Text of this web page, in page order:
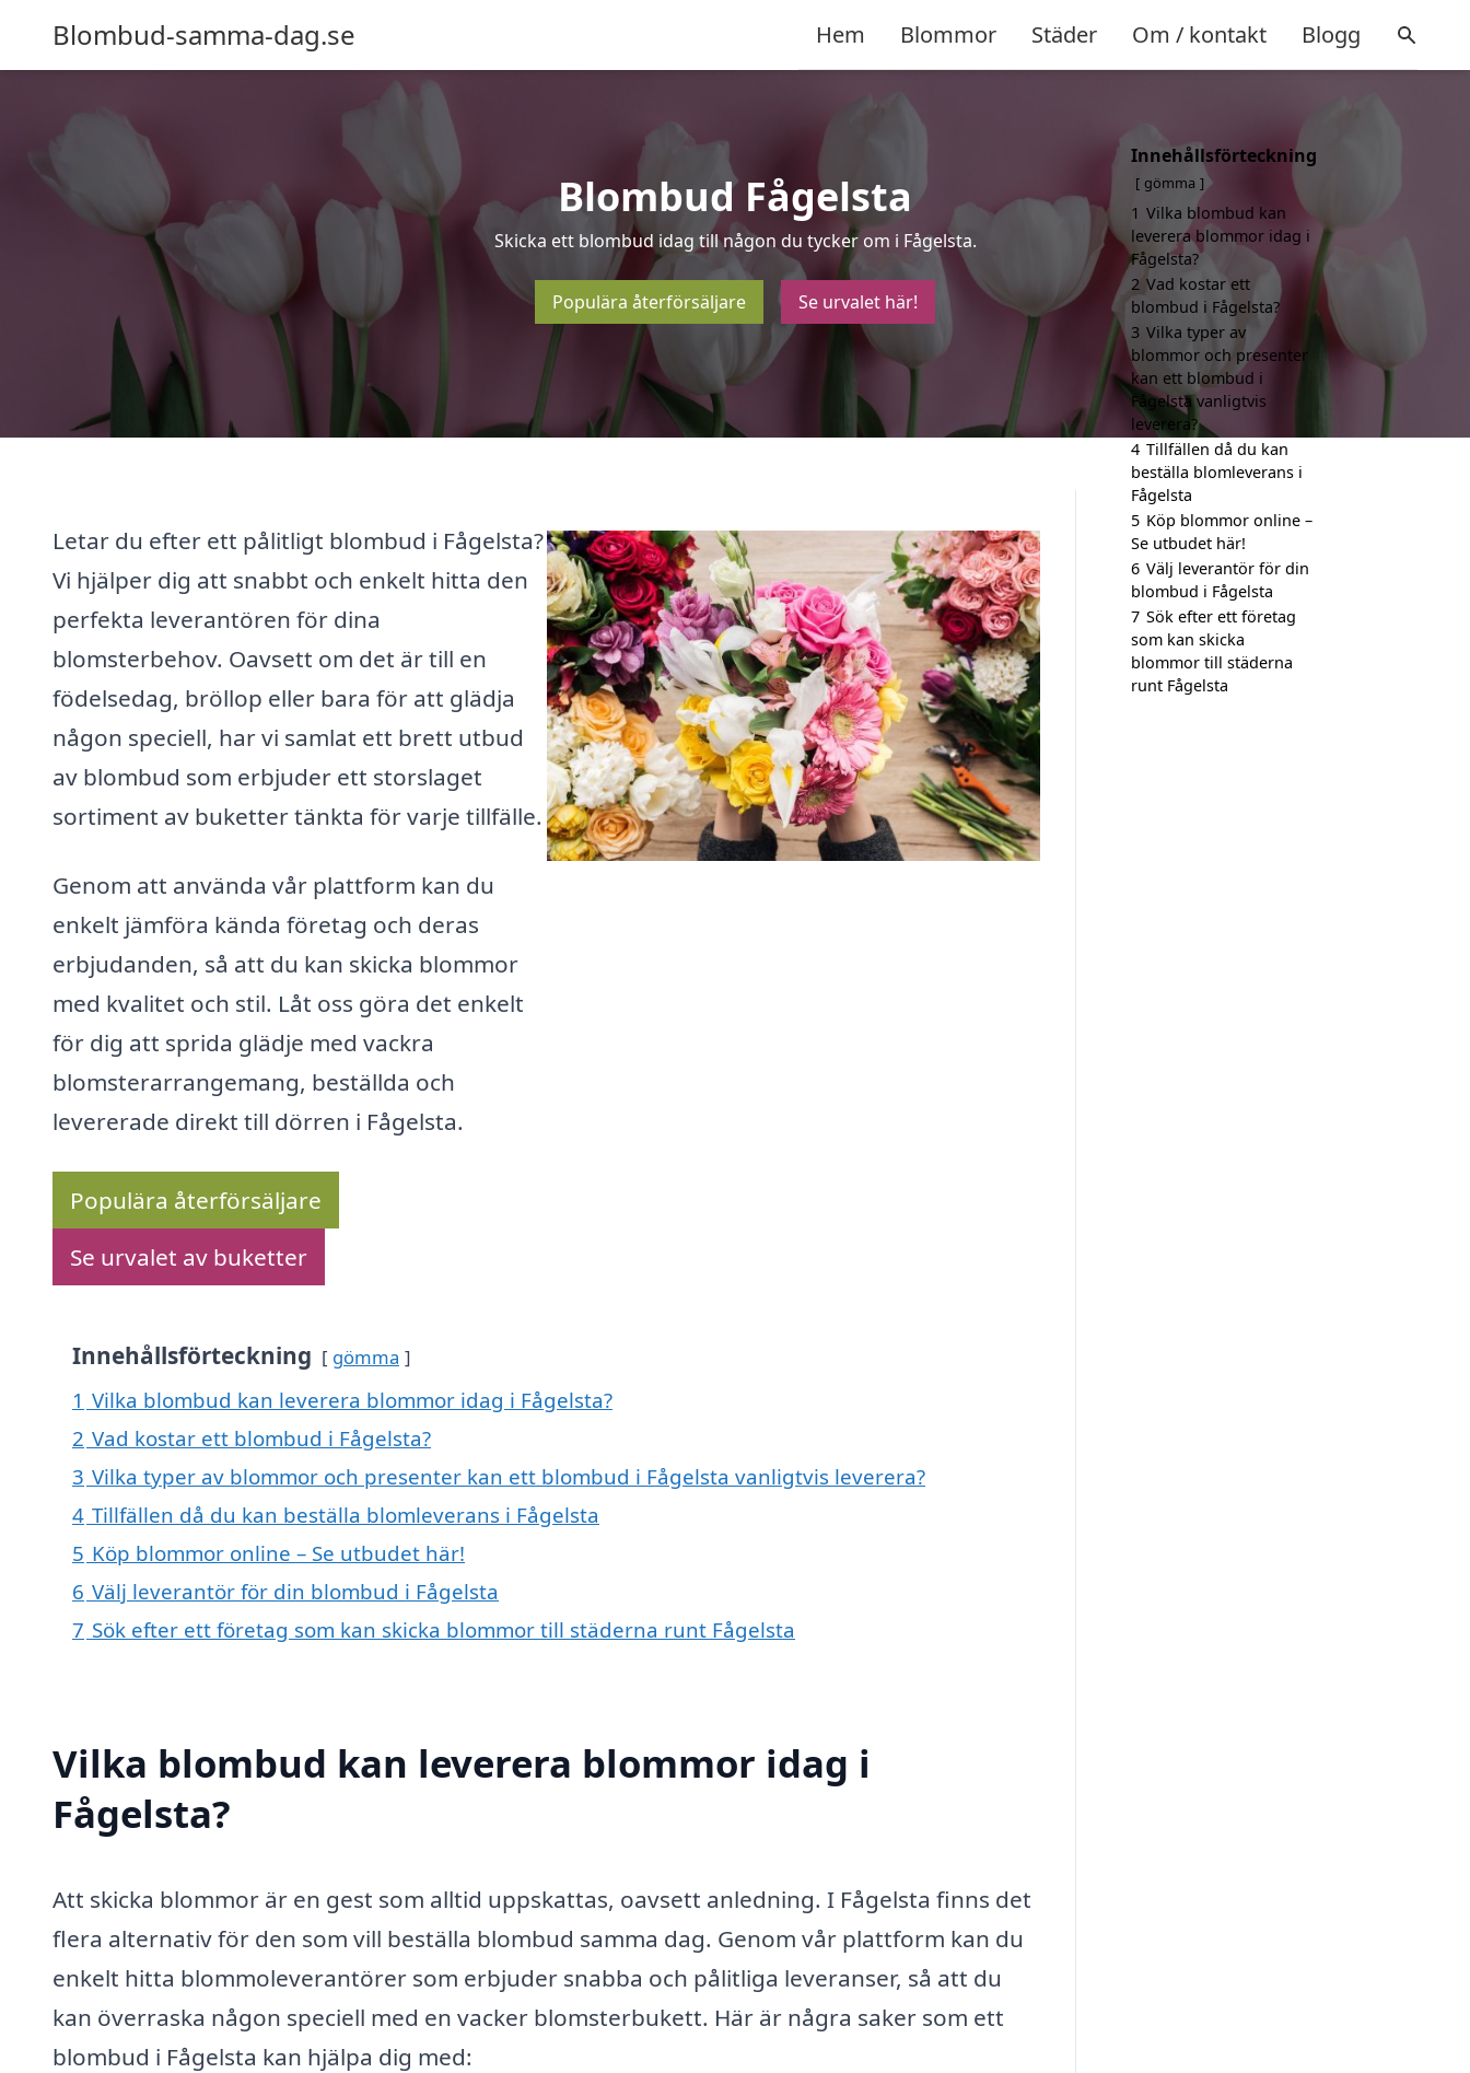
Blombud-samma-dag.se Hem Blommor Städer Om / kontakt Blogg
Blombud Fågelsta
Skicka ett blombud idag till någon du tycker om i Fågelsta.
Populära återförsäljare Se urvalet här!
Letar du efter ett pålitligt blombud i Fågelsta?
Vi hjälper dig att snabbt och enkelt hitta den
perfekta leverantören för dina
blomsterbehov. Oavsett om det är till en
födelsedag, bröllop eller bara för att glädja
någon speciell, har vi samlat ett brett utbud
av blombud som erbjuder ett storslaget
sortiment av buketter tänkta för varje tillfälle.
Genom att använda vår plattform kan du
enkelt jämföra kända företag och deras
erbjudanden, så att du kan skicka blommor
med kvalitet och stil. Låt oss göra det enkelt
för dig att sprida glädje med vackra
blomsterarrangemang, beställda och
levererade direkt till dörren i Fågelsta.
Populära återförsäljare
Se urvalet av buketter
Innehållsförteckning gömma
1 Vilka blombud kan leverera blommor idag i Fågelsta?
2 Vad kostar ett blombud i Fågelsta?
3 Vilka typer av blommor och presenter kan ett blombud i Fågelsta vanligtvis leverera?
4 Tillfällen då du kan beställa blomleverans i Fågelsta
5 Köp blommor online – Se utbudet här!
6 Välj leverantör för din blombud i Fågelsta
7 Sök efter ett företag som kan skicka blommor till städerna runt Fågelsta
Vilka blombud kan leverera blommor idag i
Fågelsta?
Att skicka blommor är en gest som alltid uppskattas, oavsett anledning. I Fågelsta finns det
flera alternativ för den som vill beställa blombud samma dag. Genom vår plattform kan du
enkelt hitta blommoleverantörer som erbjuder snabba och pålitliga leveranser, så att du
kan överraska någon speciell med en vacker blomsterbukett. Här är några saker som ett
blombud i Fågelsta kan hjälpa dig med:
Innehållsförteckning
gömma
1 Vilka blombud kan
leverera blommor idag i
Fågelsta?
2 Vad kostar ett
blombud i Fågelsta?
3 Vilka typer av
blommor och presenter
kan ett blombud i
Fågelsta vanligtvis
leverera?
4 Tillfällen då du kan
beställa blomleverans i
Fågelsta
5 Köp blommor online –
Se utbudet här!
6 Välj leverantör för din
blombud i Fågelsta
7 Sök efter ett företag
som kan skicka
blommor till städerna
runt Fågelsta